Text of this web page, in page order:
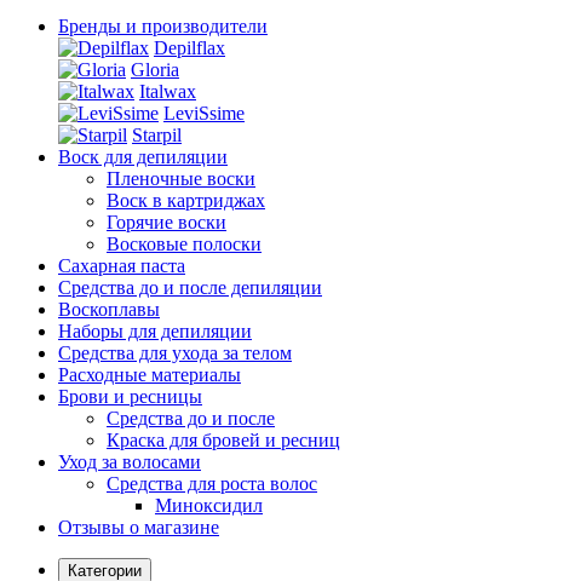
Бренды и производители
Depilflax
Gloria
Italwax
LeviSsime
Starpil
Воск для депиляции
Пленочные воски
Воск в картриджах
Горячие воски
Восковые полоски
Сахарная паста
Средства до и после депиляции
Воскоплавы
Наборы для депиляции
Средства для ухода за телом
Расходные материалы
Брови и ресницы
Средства до и после
Краска для бровей и ресниц
Уход за волосами
Средства для роста волос
Миноксидил
Отзывы о магазине
Категории